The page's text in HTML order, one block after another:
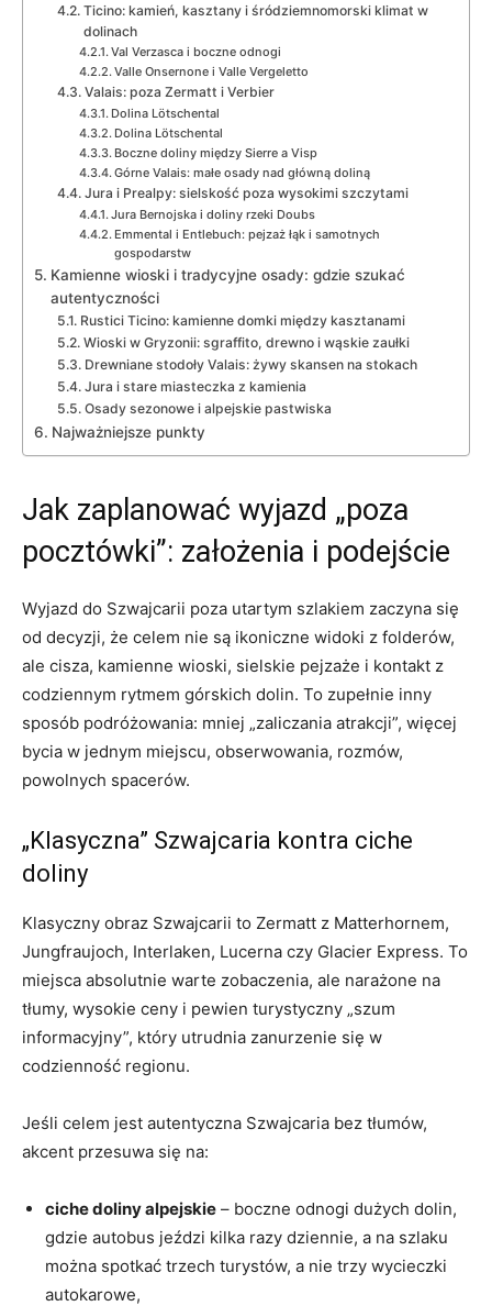
Ticino: kamień, kasztany i śródziemnomorski klimat w
dolinach
Val Verzasca i boczne odnogi
Valle Onsernone i Valle Vergeletto
Valais: poza Zermatt i Verbier
Dolina Lötschental
Dolina Lötschental
Boczne doliny między Sierre a Visp
Górne Valais: małe osady nad główną doliną
Jura i Prealpy: sielskość poza wysokimi szczytami
Jura Bernojska i doliny rzeki Doubs
Emmental i Entlebuch: pejzaż łąk i samotnych
gospodarstw
Kamienne wioski i tradycyjne osady: gdzie szukać
autentyczności
Rustici Ticino: kamienne domki między kasztanami
Wioski w Gryzonii: sgraffito, drewno i wąskie zaułki
Drewniane stodoły Valais: żywy skansen na stokach
Jura i stare miasteczka z kamienia
Osady sezonowe i alpejskie pastwiska
Najważniejsze punkty
Jak zaplanować wyjazd „poza
pocztówki”: założenia i podejście
Wyjazd do Szwajcarii poza utartym szlakiem zaczyna się
od decyzji, że celem nie są ikoniczne widoki z folderów,
ale cisza, kamienne wioski, sielskie pejzaże i kontakt z
codziennym rytmem górskich dolin. To zupełnie inny
sposób podróżowania: mniej „zaliczania atrakcji”, więcej
bycia w jednym miejscu, obserwowania, rozmów,
powolnych spacerów.
„Klasyczna” Szwajcaria kontra ciche
doliny
Klasyczny obraz Szwajcarii to Zermatt z Matterhornem,
Jungfraujoch, Interlaken, Lucerna czy Glacier Express. To
miejsca absolutnie warte zobaczenia, ale narażone na
tłumy, wysokie ceny i pewien turystyczny „szum
informacyjny”, który utrudnia zanurzenie się w
codzienność regionu.
Jeśli celem jest autentyczna Szwajcaria bez tłumów,
akcent przesuwa się na:
ciche doliny alpejskie – boczne odnogi dużych dolin,
gdzie autobus jeździ kilka razy dziennie, a na szlaku
można spotkać trzech turystów, a nie trzy wycieczki
autokarowe,